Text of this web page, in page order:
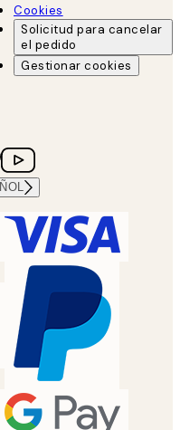
Cookies
Solicitud para cancelar
el pedido
Gestionar cookies